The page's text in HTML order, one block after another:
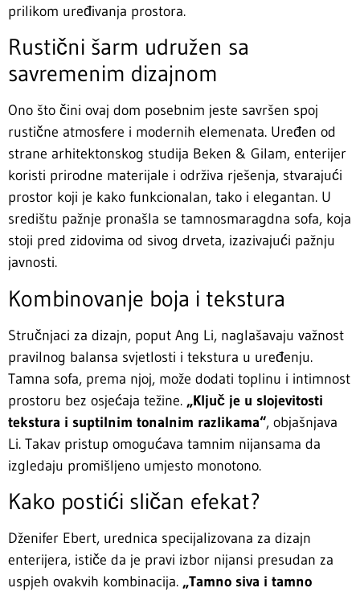
prilikom uređivanja prostora.
Rustični šarm udružen sa
savremenim dizajnom
Ono što čini ovaj dom posebnim jeste savršen spoj
rustične atmosfere i modernih elemenata. Uređen od
strane arhitektonskog studija Beken & Gilam, enterijer
koristi prirodne materijale i održiva rješenja, stvarajući
prostor koji je kako funkcionalan, tako i elegantan. U
središtu pažnje pronašla se tamnosmaragdna sofa, koja
stoji pred zidovima od sivog drveta, izazivajući pažnju
javnosti.
Kombinovanje boja i tekstura
Stručnjaci za dizajn, poput Ang Li, naglašavaju važnost
pravilnog balansa svjetlosti i tekstura u uređenju.
Tamna sofa, prema njoj, može dodati toplinu i intimnost
prostoru bez osjećaja težine. „Ključ je u slojevitosti
tekstura i suptilnim tonalnim razlikama“, objašnjava
Li. Takav pristup omogućava tamnim nijansama da
izgledaju promišljeno umjesto monotono.
Kako postići sličan efekat?
Dženifer Ebert, urednica specijalizovana za dizajn
enterijera, ističe da je pravi izbor nijansi presudan za
uspjeh ovakvih kombinacija. „Tamno siva i tamno